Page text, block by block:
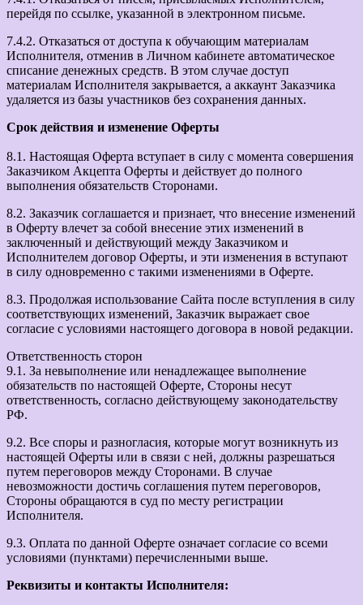
перейдя по ссылке, указанной в электронном письме.
7.4.2. Отказаться от доступа к обучающим материалам
Исполнителя, отменив в Личном кабинете автоматическое
списание денежных средств. В этом случае доступ
материалам Исполнителя закрывается, а аккаунт Заказчика
удаляется из базы участников без сохранения данных.
Срок действия и изменение Оферты
8.1. Настоящая Оферта вступает в силу с момента совершения
Заказчиком Акцепта Оферты и действует до полного
выполнения обязательств Сторонами.
8.2. Заказчик соглашается и признает, что внесение изменений
в Оферту влечет за собой внесение этих изменений в
заключенный и действующий между Заказчиком и
Исполнителем договор Оферты, и эти изменения в вступают
в силу одновременно с такими изменениями в Оферте.
8.3. Продолжая использование Сайта после вступления в силу
соответствующих изменений, Заказчик выражает свое
согласие с условиями настоящего договора в новой редакции.
Ответственность сторон
9.1. За невыполнение или ненадлежащее выполнение
обязательств по настоящей Оферте, Стороны несут
ответственность, согласно действующему законодательству
РФ.
9.2. Все споры и разногласия, которые могут возникнуть из
настоящей Оферты или в связи с ней, должны разрешаться
путем переговоров между Сторонами. В случае
невозможности достичь соглашения путем переговоров,
Стороны обращаются в суд по месту регистрации
Исполнителя.
9.3. Оплата по данной Оферте означает согласие со всеми
условиями (пунктами) перечисленными выше.
Реквизиты и контакты Исполнителя: